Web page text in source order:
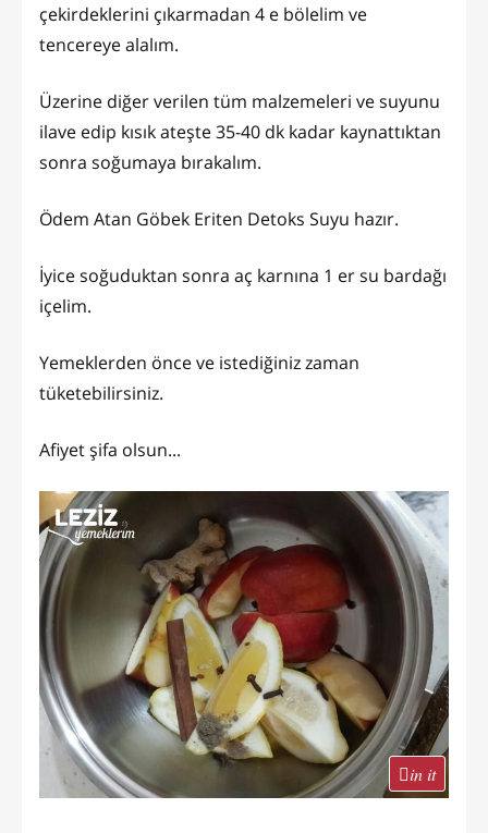
çekirdeklerini çıkarmadan 4 e bölelim ve
tencereye alalım.
Üzerine diğer verilen tüm malzemeleri ve suyunu
ilave edip kısık ateşte 35-40 dk kadar kaynattıktan
sonra soğumaya bırakalım.
Ödem Atan Göbek Eriten Detoks Suyu hazır.
İyice soğuduktan sonra aç karnına 1 er su bardağı
içelim.
Yemeklerden önce ve istediğiniz zaman
tüketebilirsiniz.
Afiyet şifa olsun...
in it